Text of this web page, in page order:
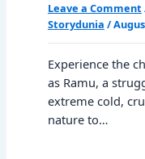
Leave a Comment
Storydunia /
Experience the
as Ramu, a
extreme cold,
nature to…